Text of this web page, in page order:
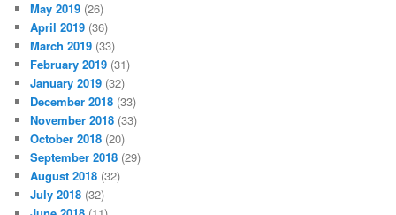
May 2019 (26)
April 2019 (36)
March 2019 (33)
February 2019 (31)
January 2019 (32)
December 2018 (33)
November 2018 (33)
October 2018 (20)
September 2018 (29)
August 2018 (32)
July 2018 (32)